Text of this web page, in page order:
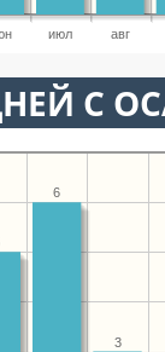
июл авг
С
3
6